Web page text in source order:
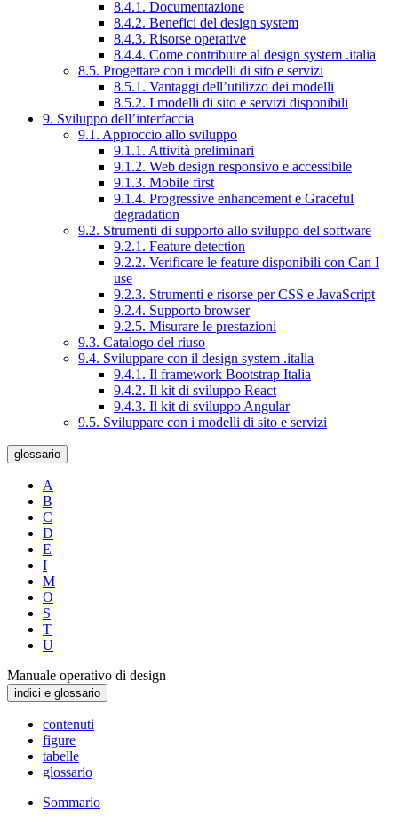
8.4.1. Documentazione
8.4.2. Benefici del design system
8.4.3. Risorse operative
8.4.4. Come contribuire al design system .italia
8.5. Progettare con i modelli di sito e servizi
8.5.1. Vantaggi dell’utilizzo dei modelli
8.5.2. I modelli di sito e servizi disponibili
9. Sviluppo dell’interfaccia
9.1. Approccio allo sviluppo
9.1.1. Attività preliminari
9.1.2. Web design responsivo e accessibile
9.1.3. Mobile first
9.1.4. Progressive enhancement e Graceful
degradation
9.2. Strumenti di supporto allo sviluppo del software
9.2.1. Feature detection
9.2.2. Verificare le feature disponibili con Can I
use
9.2.3. Strumenti e risorse per CSS e JavaScript
9.2.4. Supporto browser
9.2.5. Misurare le prestazioni
9.3. Catalogo del riuso
9.4. Sviluppare con il design system .italia
9.4.1. Il framework Bootstrap Italia
9.4.2. Il kit di sviluppo React
9.4.3. Il kit di sviluppo Angular
9.5. Sviluppare con i modelli di sito e servizi
glossario
A
B
C
D
E
I
M
O
S
T
U
Manuale operativo di design
indici e glossario
contenuti
figure
tabelle
glossario
Sommario